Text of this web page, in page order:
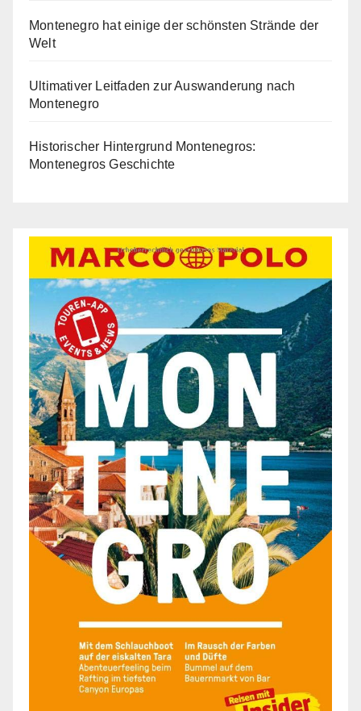
Montenegro hat einige der schönsten Strände der
Welt
Ultimativer Leitfaden zur Auswanderung nach
Montenegro
Historischer Hintergrund Montenegros:
Montenegros Geschichte